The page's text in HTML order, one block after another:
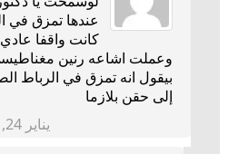
عندها تمزق في
كانت واقفا عادي
وعملت اشاعه رنين
بيقول انه تمزق في الرباط
إلى حقن بلازما
يناير 24, 2023 at 6:09 م